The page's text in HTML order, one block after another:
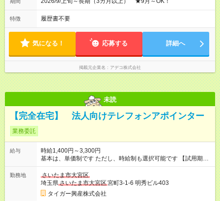
特徴 履歴書不要
気になる！ 応募する 詳細へ
掲載元企業名 アデコ株式会社
未読
【完全在宅】 法人向けテレフォンアポインター
業務委託
給与
時給1,400円～3,300円
基本は、単価制です ただし、時給制も選択可能です 【試用期
間】試用期間なし
勤務地
さいたま市大宮区
埼玉県さいたま市大宮区宮町3-1-6 明秀ビル403
タイガー興産株式会社